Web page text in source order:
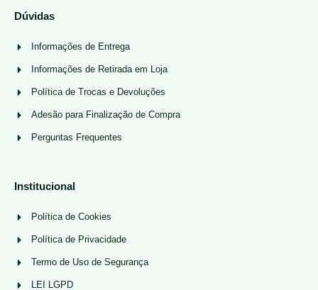
Dúvidas
Informações de Entrega
Informações de Retirada em Loja
Política de Trocas e Devoluções
Adesão para Finalização de Compra
Perguntas Frequentes
Institucional
Política de Cookies
Política de Privacidade
Termo de Uso de Segurança
LEI LGPD